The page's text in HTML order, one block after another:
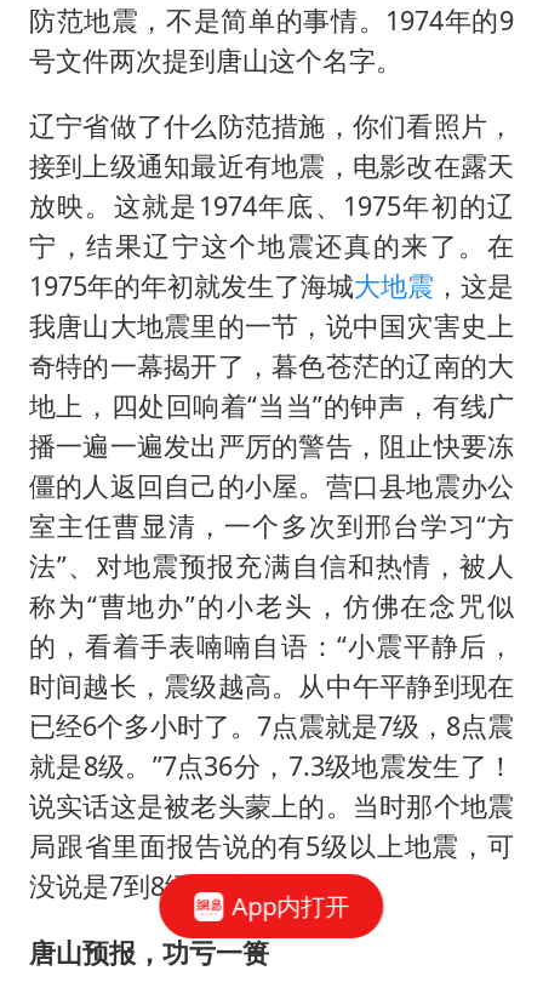
防范地震，不是简单的事情。1974年的9
号文件两次提到唐山这个名字。
辽宁省做了什么防范措施，你们看照片，
接到上级通知最近有地震，电影改在露天
放映。这就是1974年底、1975年初的辽
宁，结果辽宁这个地震还真的来了。在
1975年的年初就发生了海城大地震 ，这是
我唐山大地震里的一节，说中国灾害史上
奇特的一幕揭开了，暮色苍茫的辽南的大
地上，四处回响着“当当”的钟声，有线广
播一遍一遍发出严厉的警告，阻止快要冻
僵的人返回自己的小屋。营口县地震办公
室主任曹显清，一个多次到邢台学习“方
法”、对地震预报充满自信和热情，被人
称为“曹地办”的小老头，仿佛在念咒似
的，看着手表喃喃自语：“小震平静后，
时间越长，震级越高。从中午平静到现在
已经6个多小时了。7点震就是7级，8点震
就是8级。”7点36分，7.3级地震发生了！
说实话这是被老头蒙上的。当时那个地震
局跟省里面报告说的有5级以上地震，可
没说是7到8级的地震。
唐山预报，功亏一篑
App内打开